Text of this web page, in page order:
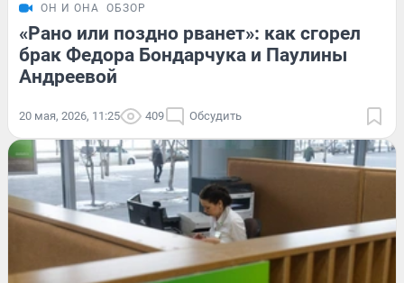
ОН И ОНА ОБЗОР
«Рано или поздно рванет»: как сгорел
брак Федора Бондарчука и Паулины
Андреевой
20 мая, 2026, 11:25 409 Обсудить